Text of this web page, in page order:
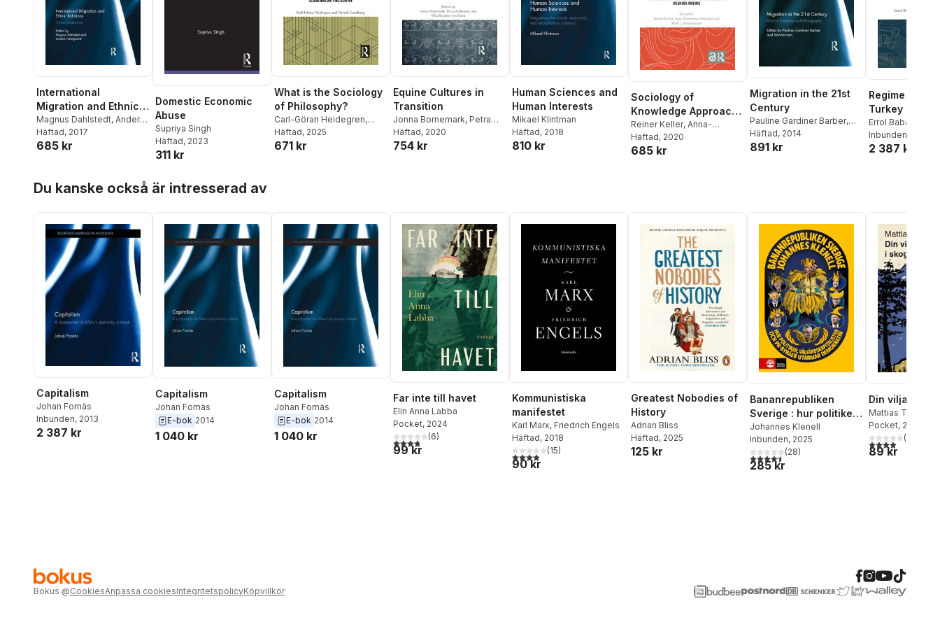
Ytreberg,Patrik Åker
Wisselgren
Sven Ross ,Per
Ståhlberg,Johanna
Sumiala,Sven Olov
Wallenstein
Kajsa Weber ,
Patrik Åker
International
Migration and Ethnic
Relations
Magnus Dahlstedt, Anders
Neergaard
Häftad, 2017
685 kr
Domestic Economic
Abuse
Supriya Singh
Häftad, 2023
311 kr
What is the Sociology
of Philosophy?
Carl-Göran Heidegren,
Henrik Lundberg
Häftad, 2025
671 kr
Equine Cultures in
Transition
Jonna Bornemark, Petra
Andersson,Ulla Ekström
von Essen
Häftad, 2020
754 kr
Human Sciences and
Human Interests
Mikael Klintman
Häftad, 2018
810 kr
Sociology of
Knowledge Approach
to Discourse
Reiner Keller, Anna-
Katharina Hornidge
Schünemann
Häftad, 2020
685 kr
Migration in the 21st
Century
Pauline Gardiner Barber,
Winnie Lem
Häftad, 2014
891 kr
Regime
Turkey
Errol Babacan
Kutun,Ezgi Pinar
Yilmaz
Inbunden
2 387 kr
Du kanske också är intresserad av
Capitalism
Johan Fornäs
Inbunden, 2013
2 387 kr
Capitalism
Johan Fornäs
E-bok 2014
1 040 kr
Capitalism
Johan Fornäs
E-bok 2014
1 040 kr
Far inte till havet
Elin Anna Labba
Pocket, 2024
3,8utav 5 stjärnor. Totalt antal röster:
(6)
99 kr
Kommunistiska
manifestet
Karl Marx, Friedrich Engels
Häftad, 2018
3,9utav 5 stjärnor. Totalt antal röster:
(15)
90 kr
Greatest Nobodies of
History
Adrian Bliss
Häftad, 2025
125 kr
Bananrepubliken
Sverige : hur politiker,
välfärdskapitalister
och pr-byråer utarmar
demokratin
Johannes Klenell
Inbunden, 2025
4,5utav 5 stjärnor. Totalt antal röster:
(28)
285 kr
Din vilja sitter
Mattias Timander
Pocket, 2025
3,9utav 5(
89 kr
Bokus @CookiesAnpassa cookiesIntegritetspolicyKöpvillkor